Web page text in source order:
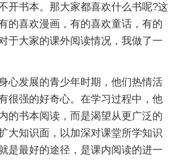
开书本。那大家都喜欢什么书呢?这
的喜欢漫画，有的喜欢童话，有的
大家的课外阅读情况，我做了一
心发展的青少年时期，他们热情活
很强的好奇心。在学习过程中，他
的书本阅读，而是渴望从更广泛的
大知识面，以加深对课堂所学知识
是最好的途径，是课内阅读的进一